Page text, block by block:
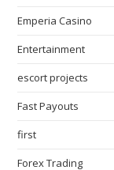
Emperia Casino
Entertainment
escort projects
Fast Payouts
first
Forex Trading